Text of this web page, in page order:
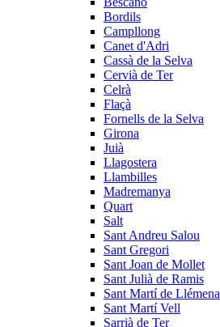
Bordils
Campllong
Canet d'Adri
Cassà de la Selva
Cervià de Ter
Celrà
Flaçà
Fornells de la Selva
Girona
Juià
Llagostera
Llambilles
Madremanya
Quart
Salt
Sant Andreu Salou
Sant Gregori
Sant Joan de Mollet
Sant Julià de Ramis
Sant Martí de Llémena
Sant Martí Vell
Sarrià de Ter